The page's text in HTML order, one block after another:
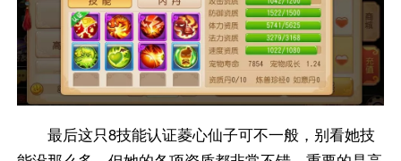
最后这只8技能认证菱心仙子可不一般，别看她技